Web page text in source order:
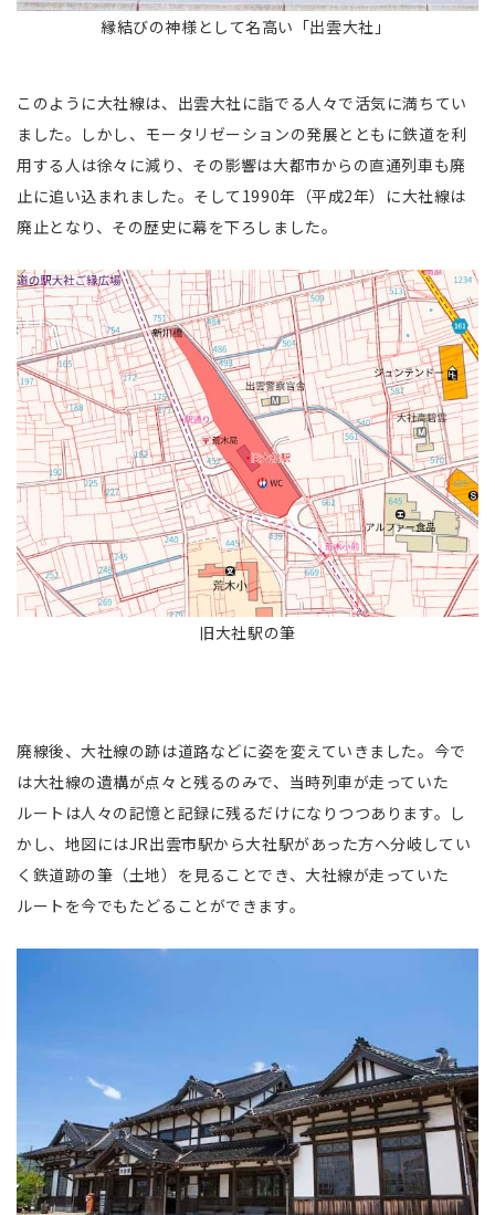
縁結びの神様として名高い「出雲大社」
このように大社線は、出雲大社に詣でる人々で活気に満ちてい
ました。しかし、モータリゼーションの発展とともに鉄道を利
用する人は徐々に減り、その影響は大都市からの直通列車も廃
止に追い込まれました。そして1990年（平成2年）に大社線は
廃止となり、その歴史に幕を下ろしました。
旧大社駅の筆
廃線後、大社線の跡は道路などに姿を変えていきました。今で
は大社線の遺構が点々と残るのみで、当時列車が走っていた
ルートは人々の記憶と記録に残るだけになりつつあります。し
かし、地図にはJR出雲市駅から大社駅があった方へ分岐してい
く鉄道跡の筆（土地）を見ることでき、大社線が走っていた
ルートを今でもたどることができます。